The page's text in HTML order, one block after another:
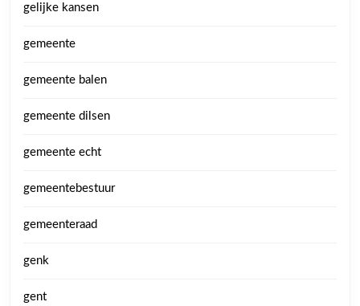
gelijke kansen
gemeente
gemeente balen
gemeente dilsen
gemeente echt
gemeentebestuur
gemeenteraad
genk
gent